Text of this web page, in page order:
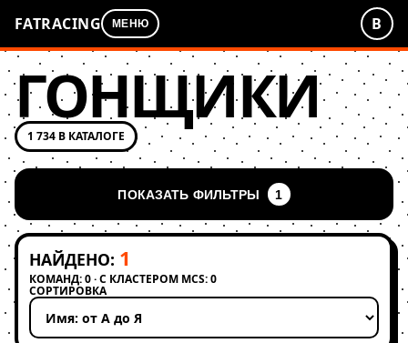
FATRACING МЕНЮ В
ГОНЩИКИ
1 734 В КАТАЛОГЕ
ПОКАЗАТЬ ФИЛЬТРЫ 1
НАЙДЕНО: 1
КОМАНД: 0 · С КЛАСТЕРОМ MCS: 0
СОРТИРОВКА
Применить сортировку